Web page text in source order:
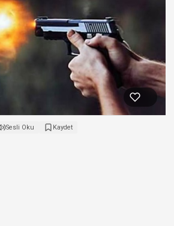
Sesli Oku Kaydet